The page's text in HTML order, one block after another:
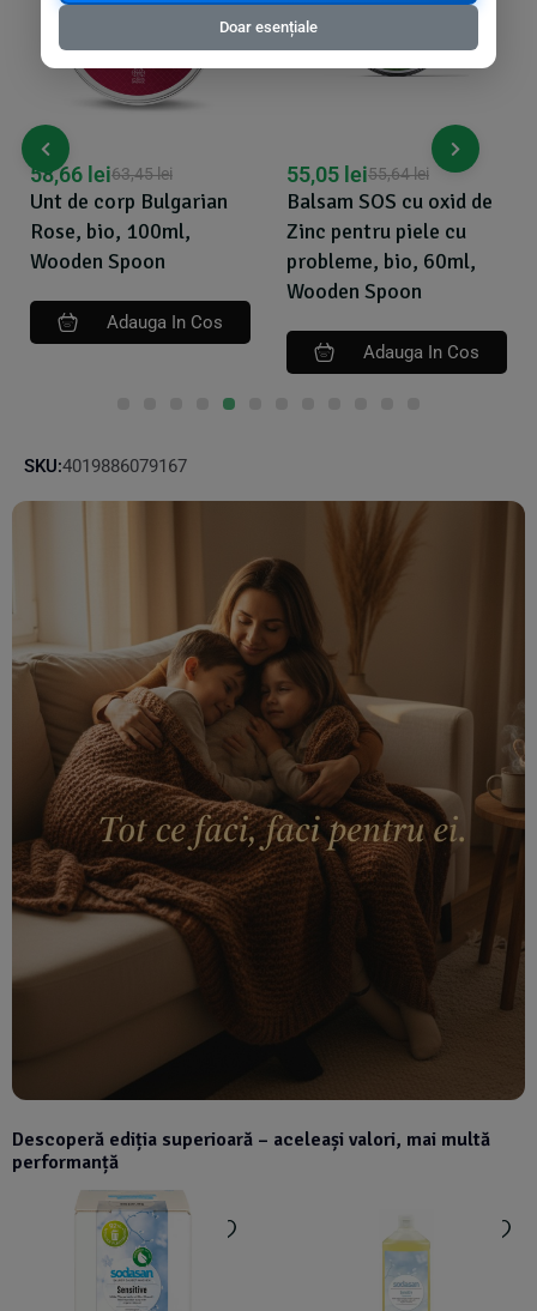
Unt de corp Bulgarian
Rose, bio, 100ml,
Wooden Spoon
63,45lei
58,66 lei
Adauga In Cos
Balsam SOS cu oxid de
Zinc pentru piele cu
probleme, bio, 60ml,
Wooden Spoon
55,64lei
55,05 lei
Adauga In Cos
SKU:4019886079167
Descoperă ediția superioară – aceleași valori, mai multă
performanță
Doar esențiale